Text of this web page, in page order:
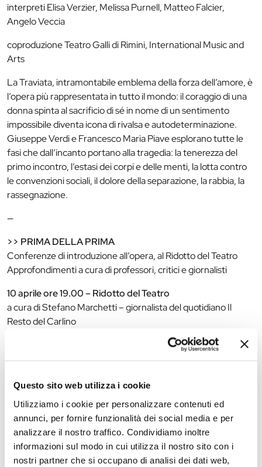
Questo sito web utilizza i cookie
Utilizziamo i cookie per personalizzare contenuti ed
annunci, per fornire funzionalità dei social media e per
analizzare il nostro traffico. Condividiamo inoltre
informazioni sul modo in cui utilizza il nostro sito con i
nostri partner che si occupano di analisi dei dati web,
interpreti Elisa Verzier, Melissa Purnell, Matteo Falcier,
Angelo Veccia
coproduzione Teatro Galli di Rimini, International Music and
Arts
La Traviata, intramontabile emblema della forza dell’amore, è
l’opera più rappresentata in tutto il mondo: il coraggio di una
donna spinta al sacrificio di sé in nome di un sentimento
impossibile diventa icona di rivalsa e autodeterminazione.
Giuseppe Verdi e Francesco Maria Piave esplorano tutte le
fasi che dall’incanto portano alla tragedia: la tenerezza del
primo incontro, l’estasi dei corpi e delle menti, la lotta contro
le convenzioni sociali, il dolore della separazione, la rabbia, la
rassegnazione.
—
>> PRIMA DELLA PRIMA
Conferenze di introduzione all’opera, al Ridotto del Teatro
Approfondimenti a cura di professori, critici e giornalisti
10 aprile ore 19.00 – Ridotto del Teatro
a cura di Stefano Marchetti – giornalista del quotidiano Il
Resto del Carlino
Ingresso riservato ai possessori di biglietto o di abbonamento
di una delle due repliche dell’opera
>> DIETRO LE QUINTE DELL’OPERA
Visite guidate nei segreti dell’allestimento, tra scene e
costumi a cura di Lorenzo Cutuli